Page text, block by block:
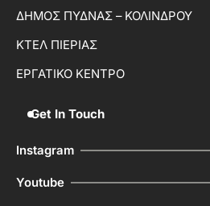
ΔΗΜΟΣ ΠΥΔΝΑΣ – ΚΟΛΙΝΔΡΟΥ
ΚΤΕΛ ΠΙΕΡΙΑΣ
ΕΡΓΑΤΙΚΟ ΚΕΝΤΡΟ
Get In Touch
Instagram
Youtube